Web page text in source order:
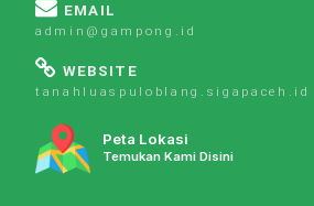
EMAIL
admin@gampong.id
WEBSITE
tanahluaspuloblang.sigapaceh.id
Peta Lokasi
Temukan Kami Disini